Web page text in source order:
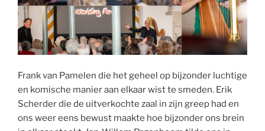
Frank van Pamelen die het geheel op bijzonder luchtige
en komische manier aan elkaar wist te smeden. Erik
Scherder die de uitverkochte zaal in zijn greep had en
ons weer eens bewust maakte hoe bijzonder ons brein